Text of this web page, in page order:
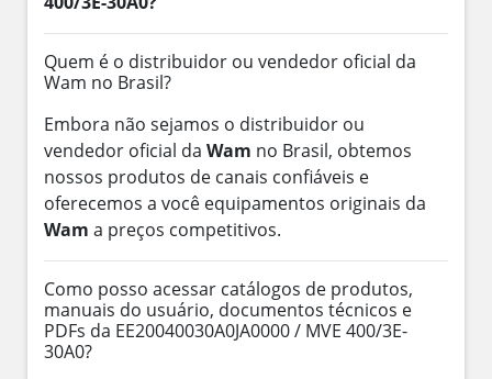
Quem é o distribuidor ou vendedor oficial da
Wam no Brasil?
Embora não sejamos o distribuidor ou
vendedor oficial da Wam no Brasil, obtemos
nossos produtos de canais confiáveis e
oferecemos a você equipamentos originais da
Wam a preços competitivos.
Como posso acessar catálogos de produtos,
manuais do usuário, documentos técnicos e
PDFs da EE20040030A0JA0000 / MVE 400/3E-
30A0?